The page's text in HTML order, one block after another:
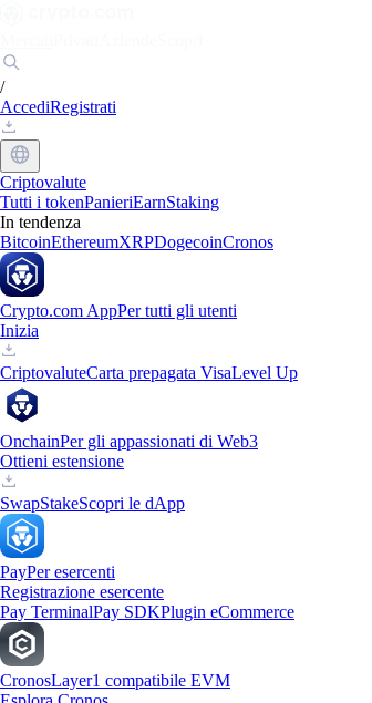
/
AccediRegistrati
Criptovalute
Tutti i tokenPanieriEarnStaking
In tendenza
BitcoinEthereumXRPDogecoinCronos
Crypto.com AppPer tutti gli utenti
Inizia
CriptovaluteCarta prepagata VisaLevel Up
OnchainPer gli appassionati di Web3
Ottieni estensione
SwapStakeScopri le dApp
PayPer esercenti
Registrazione esercente
Pay TerminalPay SDKPlugin eCommerce
CronosLayer1 compatibile EVM